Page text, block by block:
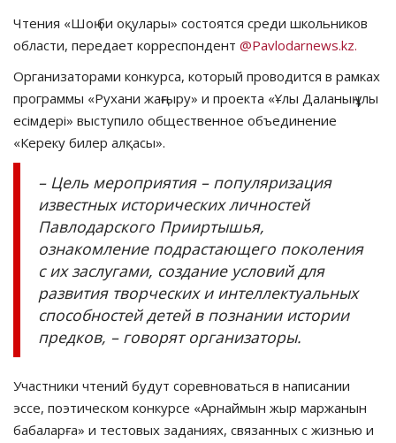
Курултай
Қазақша Русский
Чтения «Шоң би оқулары» состоятся среди школьников
области, передает корреспондент @Pavlodarnews.kz.
Организаторами конкурса, который проводится в рамках
программы «Рухани жаңғыру» и проекта «Ұлы Даланың ұлы
есімдері» выступило общественное объединение
«Кереку билер алқасы».
– Цель мероприятия – популяризация
известных исторических личностей
Павлодарского Прииртышья,
ознакомление подрастающего поколения
с их заслугами, создание условий для
развития творческих и интеллектуальных
способностей детей в познании истории
предков, – говорят организаторы.
Участники чтений будут соревноваться в написании
эссе, поэтическом конкурсе «Арнаймын жыр маржанын
бабаларға» и тестовых заданиях, связанных с жизнью и